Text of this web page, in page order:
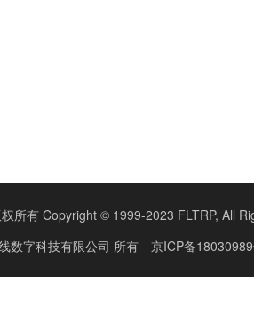
所有 Copyright © 1999-2023 FLTRP, All
数字科技有限公司 所有 京ICP备